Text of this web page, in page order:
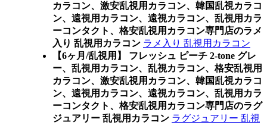
カラコン、激安乱視用カラコン、韓国乱視カラコ
ン、遠視用カラコン、遠視カラコン、乱視用カラ
ーコンタクト、格安乱視用カラコン専門店のラメ
入り 乱視用カラコン ラメ入り 乱視用カラコン
【6ヶ月/乱視用】 フレッシュ ピーチ 2-tone グレ
ー、乱視用カラコン、乱視カラコン、格安乱視用
カラコン、激安乱視用カラコン、韓国乱視カラコ
ン、遠視用カラコン、遠視カラコン、乱視用カラ
ーコンタクト、格安乱視用カラコン専門店のラグ
ジュアリー 乱視用カラコン ラグジュアリー 乱視